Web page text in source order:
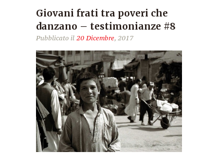
Giovani frati tra poveri che
danzano – testimonianze #8
Pubblicato il 20 Dicembre, 2017